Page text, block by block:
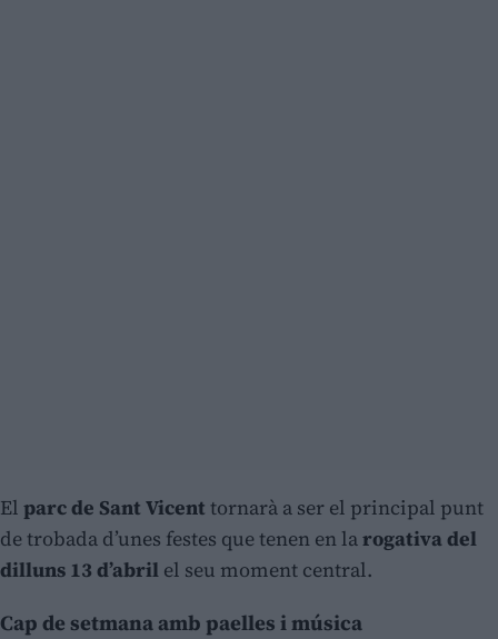
El parc de Sant Vicent tornarà a ser el principal punt
de trobada d’unes festes que tenen en larogativa del
dilluns 13 d’abril el seu moment central.
Cap de setmana amb paelles i música